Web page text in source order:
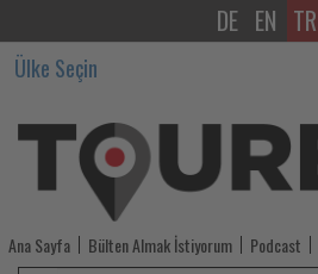
Avrupa
rekor
sıcaklar
ve
şiddetli
DE EN TR
Ülke Seçin
Ana Sayfa Bülten Almak İstiyorum Podcast